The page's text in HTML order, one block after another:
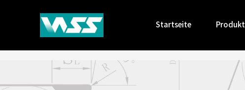
Startseite Produkt